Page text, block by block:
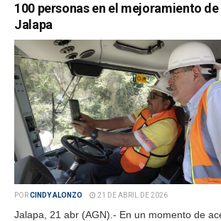
100 personas en el mejoramiento
Jalapa
PORCINDY ALONZO 21 DE ABRIL DE 2026
Jalapa, 21 abr (AGN).- En un momento de